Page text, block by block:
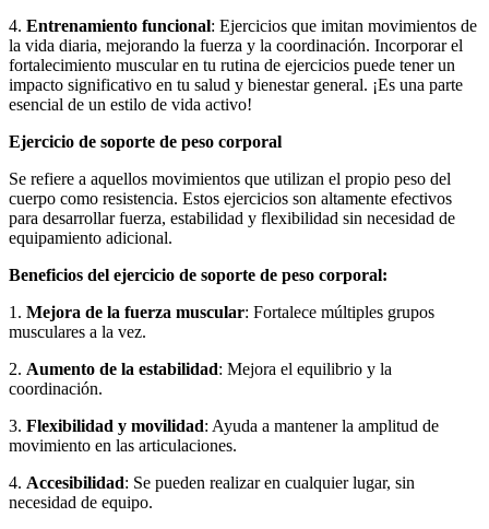
4. Entrenamiento funcional: Ejercicios que imitan movimientos de
la vida diaria, mejorando la fuerza y la coordinación. Incorporar el
fortalecimiento muscular en tu rutina de ejercicios puede tener un
impacto significativo en tu salud y bienestar general. ¡Es una parte
esencial de un estilo de vida activo!
Ejercicio de soporte de peso corporal
Se refiere a aquellos movimientos que utilizan el propio peso del
cuerpo como resistencia. Estos ejercicios son altamente efectivos
para desarrollar fuerza, estabilidad y flexibilidad sin necesidad de
equipamiento adicional.
Beneficios del ejercicio de soporte de peso corporal:
1. Mejora de la fuerza muscular: Fortalece múltiples grupos
musculares a la vez.
2. Aumento de la estabilidad: Mejora el equilibrio y la
coordinación.
3. Flexibilidad y movilidad: Ayuda a mantener la amplitud de
movimiento en las articulaciones.
4. Accesibilidad: Se pueden realizar en cualquier lugar, sin
necesidad de equipo.